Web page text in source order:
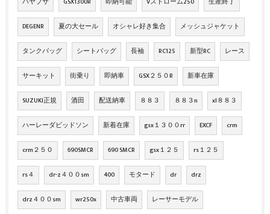
DEGENR 夏の大セール オシャレ好き集合 メッシュジャケット
タンクバッグ シートバッグ 長袖 RC125 新型RC レース
サーキット 街乗り 即納車 GSX２５０R 新車在庫
SUZUKI正規 酒田 配送納車 ８８３ ８８３n xl８８３
ハーレーダビッドソン 新着在庫 gsx１３００rr EXCF crm
crm２５０ 690SMCR 690 SMCR gsx１２５ rs１２５
rs４ dr-z４００sm 400 モタード dr drz
drz４００sm wr250x 中古車両 レーサーモデル